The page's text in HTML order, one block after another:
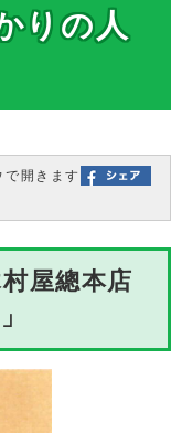
りの人
で開きます
屋總本店